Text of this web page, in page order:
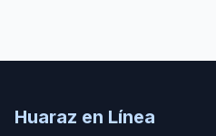
Huaraz en Línea